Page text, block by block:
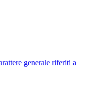
generale riferiti a